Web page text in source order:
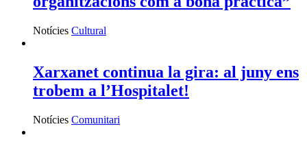
Notícies Cultural
Xarxanet continua la gira: al juny ens
trobem a l’Hospitalet!
Notícies Comunitari